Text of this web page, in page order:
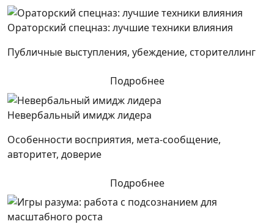
Ораторский спецназ: лучшие техники влияния
Публичные выступления, убеждение, сторителлинг
Подробнее
Невербальный имидж лидера
Особенности восприятия, мета-сообщение,
авторитет, доверие
Подробнее